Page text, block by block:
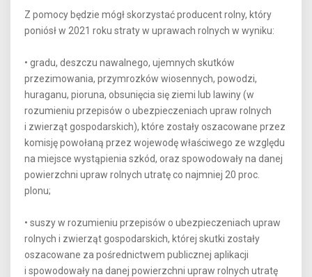
Z pomocy będzie mógł skorzystać producent rolny, który
poniósł w 2021 roku straty w uprawach rolnych w wyniku:
• gradu, deszczu nawalnego, ujemnych skutków
przezimowania, przymrozków wiosennych, powodzi,
huraganu, pioruna, obsunięcia się ziemi lub lawiny (w
rozumieniu przepisów o ubezpieczeniach upraw rolnych
i zwierząt gospodarskich), które zostały oszacowane przez
komisję powołaną przez wojewodę właściwego ze względu
na miejsce wystąpienia szkód, oraz spowodowały na danej
powierzchni upraw rolnych utratę co najmniej 20 proc.
plonu;
• suszy w rozumieniu przepisów o ubezpieczeniach upraw
rolnych i zwierząt gospodarskich, której skutki zostały
oszacowane za pośrednictwem publicznej aplikacji
i spowodowały na danej powierzchni upraw rolnych utratę